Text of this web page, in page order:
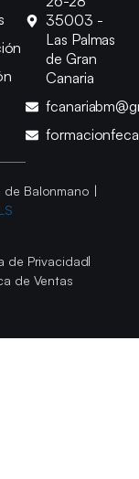
35003 -
Las Palmas
de Gran
Canaria
Balonmano |
de Privacidad
de Ventas